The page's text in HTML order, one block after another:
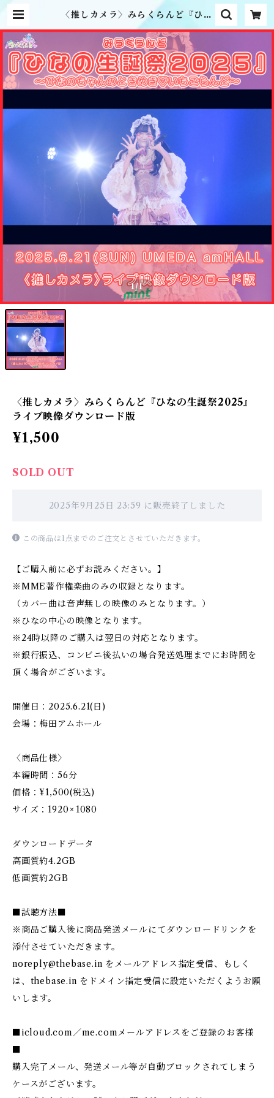
〈推しカメラ〉みらくらんど『ひな
の生誕祭2025』ライブ映像ダウン
ロード版 | MME official onlin
e shop
1/1
〈推しカメラ〉みらくらんど『ひなの生誕祭2025』
ライブ映像ダウンロード版
¥1,500
SOLD OUT
2025年9月25日 23:59 に販売終了しました
この商品は1点までのご注文とさせていただきます。
【ご購入前に必ずお読みください。】
※MME著作権楽曲のみの収録となります。
（カバー曲は音声無しの映像のみとなります。）
※ひなの中心の映像となります。
※24時以降のご購入は翌日の対応となります。
※銀行振込、コンビニ後払いの場合発送処理までにお時間を
頂く場合がございます。
開催日：2025.6.21(日)
会場：梅田アムホール
〈商品仕様〉
本編時間：56分
価格：¥1,500(税込)
サイズ：1920 × 1080
ダウンロードデータ
高画質約4.2GB
低画質約2GB
■試聴方法■
※商品ご購入後に商品発送メールにてダウンロードリンクを
添付させていただきます。
noreply@thebase.in をメールアドレス指定受信、もしく
は、thebase.in をドメイン指定受信に設定いただくようお願
いします。
■icloud.com／me.comメールアドレスをご登録のお客様
■
購入完了メール、発送メール等が自動ブロックされてしまう
ケースがございます。